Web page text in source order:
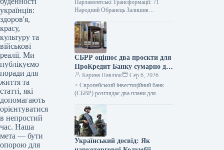
українців:
здоров'я,
красу,
культуру та
військові
реалії. Ми
публікуємо
поради для
життя та
статті, які
допомагають
орієнтуватися
в непростий
час. Наша
мета — бути
опорою для
Парламентські Трансформації: 71
Народний Обранець Залишив
Кадрові Зміни У Верховній Раді
Дев’ятого Скликання Протягом…
ЄБРР оцінює два проєкти для
ПроКредит Банку сумарно до
330 мільйонів євро.
Карина Павлюк
Сер 6, 2026
> Європейський інвестиційний банк
(ЄБВР) розглядає два плани для
обсягом до 330 мільйонів євро. Один
із…
Український досвід: Як